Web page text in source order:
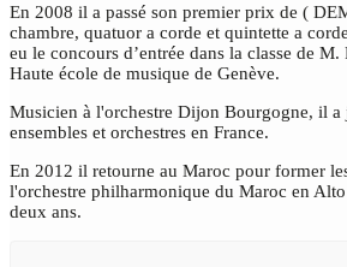
En 2008 il a passé son premier prix de (
chambre, quatuor a corde et quintette a
eu le concours d’entrée dans la classe de
Haute école de musique de Genève.
Musicien à l'orchestre Dijon Bourgogne, il a
ensembles et orchestres en France.
En 2012 il retourne au Maroc pour former
l'orchestre philharmonique du Maroc en
deux ans.